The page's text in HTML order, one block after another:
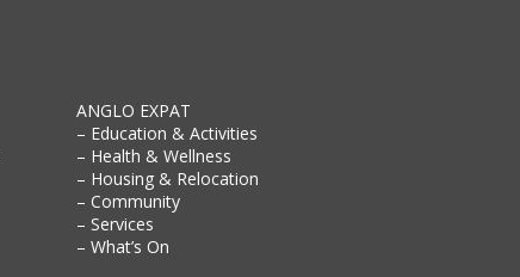
ANGLO EXPAT
– Education & Activities
– Health & Wellness
– Housing & Relocation
– Community
– Services
– What’s On